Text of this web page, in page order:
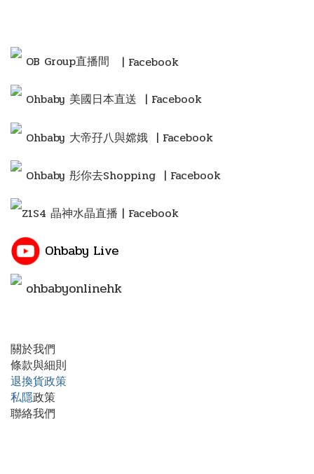
OB Group直播間 | Facebook
Ohbaby 美國日本直送 | Facebook
Ohbaby 大帝孖八與嫦娥 | Facebook
Ohbaby 彤你去Shopping | Facebook
Z1S4 晶神水晶直播 | Facebook
Ohbaby Live
ohbabyonlinehk
關於我們
條款與細則
退換貨政策
私隱政策
聯絡我們